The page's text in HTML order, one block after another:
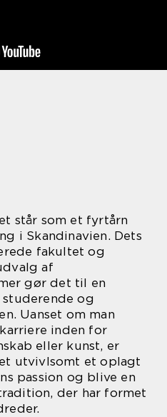
står som et fyrtårn
i Skandinavien. Dets
fakultet og
af
gør det til en
og
Uanset om man
inden for
eller kunst, er
utvivlsomt et oplagt
passion og blive en
der har formet